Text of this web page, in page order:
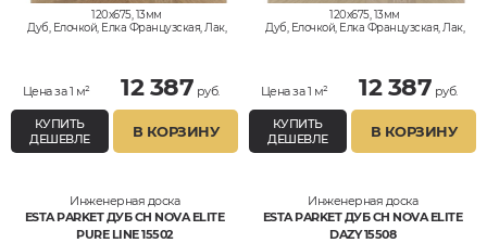
120x675, 13мм
Дуб, Елочкой, Елка Французская, Лак,
Цена за 1 м² 12 387 руб.
КУПИТЬ
ДЕШЕВЛЕ
В КОРЗИНУ
120x675, 13мм
Дуб, Елочкой, Елка Французская, Лак,
Цена за 1 м² 12 387 руб.
КУПИТЬ
ДЕШЕВЛЕ
В КОРЗИНУ
Инженерная доска
ESTA PARKET ДУБ CH NOVA ELITE
PURE LINE 15502
Инженерная доска
ESTA PARKET ДУБ CH NOVA ELITE
DAZY 15508